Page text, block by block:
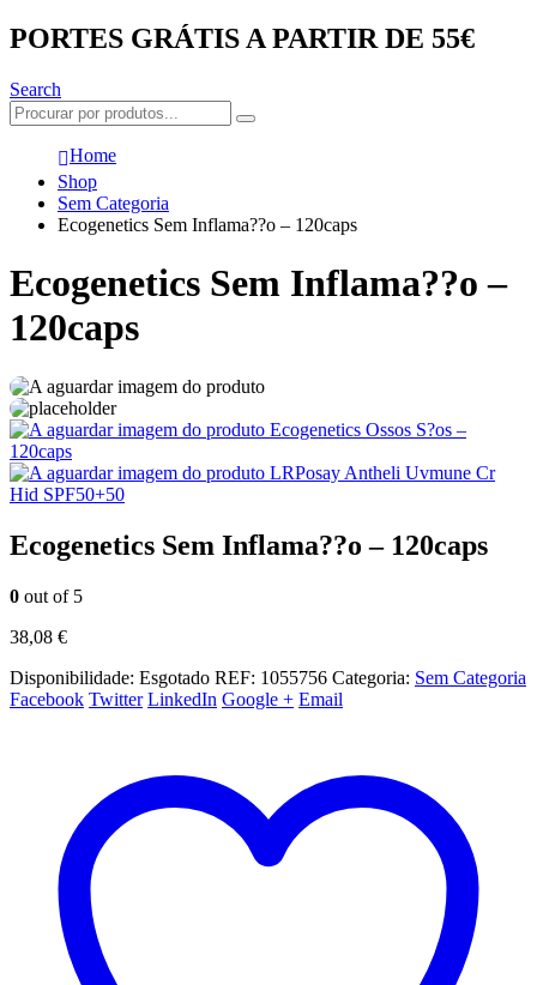
PORTES GRÁTIS A PARTIR DE 55€
Search
Home
Shop
Sem Categoria
Ecogenetics Sem Inflama??o – 120caps
Ecogenetics Sem Inflama??o –
120caps
Ecogenetics Ossos S?os –
120caps
LRPosay Antheli Uvmune Cr
Hid SPF50+50
Ecogenetics Sem Inflama??o – 120caps
0 out of 5
38,08 €
Disponibilidade: Esgotado REF: 1055756 Categoria: Sem Categoria
Facebook Twitter LinkedIn Google + Email